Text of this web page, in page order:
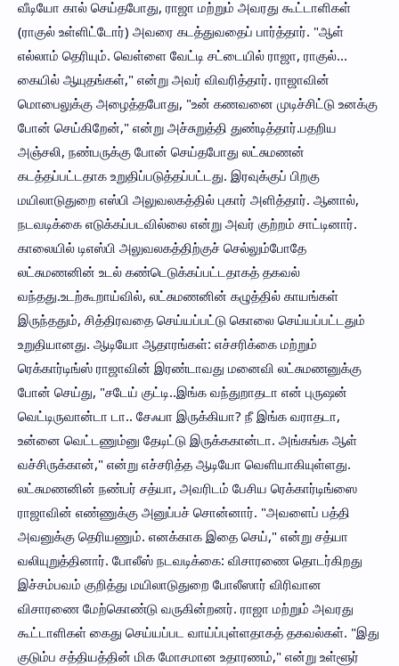
வீடியோ கால் செய்தபோது, ராஜா மற்றும் அவரது கூட்டாளிகள்
(ராகுல் உள்ளிட்டோர்) அவரை கடத்துவதைப் பார்த்தார். "ஆள்
எல்லாம் தெரியும். வெள்ளை வேட்டி சட்டையில் ராஜா, ராகுல்...
கையில் ஆயுதங்கள்," என்று அவர் விவரித்தார். ராஜாவின்
மொபைலுக்கு அழைத்தபோது, "உன் கணவனை முடிச்சிட்டு உனக்கு
போன் செய்கிறேன்," என்று அச்சுறுத்தி துண்டித்தார்.பதறிய
அஞ்சலி, நண்பருக்கு போன் செய்தபோது லட்சுமணன்
கடத்தப்பட்டதாக உறுதிப்படுத்தப்பட்டது. இரவுக்குப் பிறகு
மயிலாடுதுறை எஸ்பி அலுவலகத்தில் புகார் அளித்தார். ஆனால்,
நடவடிக்கை எடுக்கப்படவில்லை என்று அவர் குற்றம் சாட்டினார்.
காலையில் டிஎஸ்பி அலுவலகத்திற்குச் செல்லும்போதே
லட்சுமணனின் உடல் கண்டெடுக்கப்பட்டதாகத் தகவல்
வந்தது.உடற்கூறாய்வில், லட்சுமணனின் கழுத்தில் காயங்கள்
இருந்ததும், சித்திரவதை செய்யப்பட்டு கொலை செய்யப்பட்டதும்
உறுதியானது. ஆடியோ ஆதாரங்கள்: எச்சரிக்கை மற்றும்
ரெக்கார்டிங்ஸ் ராஜாவின் இரண்டாவது மனைவி லட்சுமணனுக்கு
போன் செய்து, "சடேய் குட்டி..இங்க வந்துறாதடா என் புருஷன்
வெட்டிருவான்டா டா.. சேஃபா இருக்கியா? நீ இங்க வராதடா,
உன்னை வெட்டணும்னு தேடிட்டு இருக்ககான்டா. அங்கங்க ஆள்
வச்சிருக்கான்," என்று எச்சரித்த ஆடியோ வெளியாகியுள்ளது.
லட்சுமணனின் நண்பர் சத்யா, அவரிடம் பேசிய ரெக்கார்டிங்ஸை
ராஜாவின் எண்ணுக்கு அனுப்பச் சொன்னார். "அவளைப் பத்தி
அவனுக்கு தெரியணும். எனக்காக இதை செய்," என்று சத்யா
வலியுறுத்தினார். போலீஸ் நடவடிக்கை: விசாரணை தொடர்கிறது
இச்சம்பவம் குறித்து மயிலாடுதுறை போலீஸார் விரிவான
விசாரணை மேற்கொண்டு வருகின்றனர். ராஜா மற்றும் அவரது
கூட்டாளிகள் கைது செய்யப்பட வாய்ப்புள்ளதாகத் தகவல்கள். "இது
குடும்ப சத்‌தியத்தின் மிக மோசமான உதாரணம்," என்று உள்ளூர்